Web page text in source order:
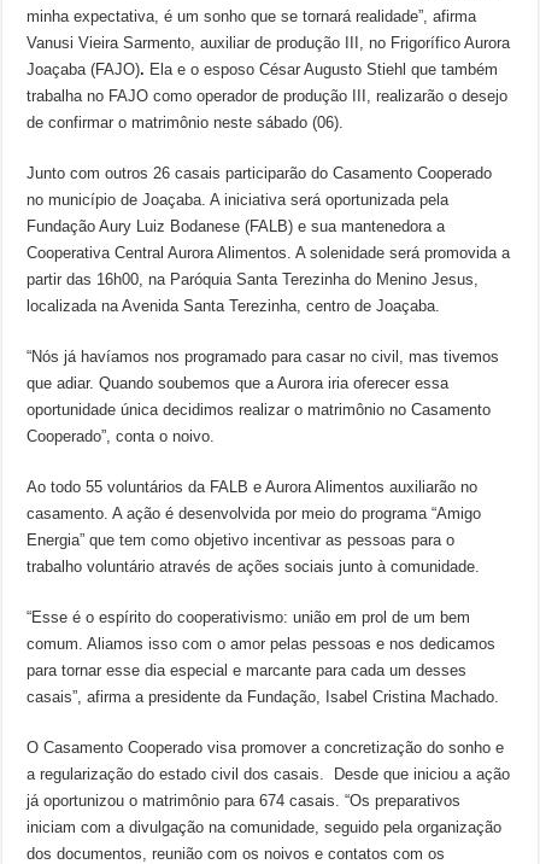
minha expectativa, é um sonho que se tornará realidade”, afirma
Vanusi Vieira Sarmento, auxiliar de produção III, no Frigorífico Aurora
Joaçaba (FAJO). Ela e o esposo César Augusto Stiehl que também
trabalha no FAJO como operador de produção III, realizarão o desejo
de confirmar o matrimônio neste sábado (06).
Junto com outros 26 casais participarão do Casamento Cooperado
no município de Joaçaba. A iniciativa será oportunizada pela
Fundação Aury Luiz Bodanese (FALB) e sua mantenedora a
Cooperativa Central Aurora Alimentos. A solenidade será promovida a
partir das 16h00, na Paróquia Santa Terezinha do Menino Jesus,
localizada na Avenida Santa Terezinha, centro de Joaçaba.
“Nós já havíamos nos programado para casar no civil, mas tivemos
que adiar. Quando soubemos que a Aurora iria oferecer essa
oportunidade única decidimos realizar o matrimônio no Casamento
Cooperado”, conta o noivo.
Ao todo 55 voluntários da FALB e Aurora Alimentos auxiliarão no
casamento. A ação é desenvolvida por meio do programa “Amigo
Energia” que tem como objetivo incentivar as pessoas para o
trabalho voluntário através de ações sociais junto à comunidade.
“Esse é o espírito do cooperativismo: união em prol de um bem
comum. Aliamos isso com o amor pelas pessoas e nos dedicamos
para tornar esse dia especial e marcante para cada um desses
casais”, afirma a presidente da Fundação, Isabel Cristina Machado.
O Casamento Cooperado visa promover a concretização do sonho e
a regularização do estado civil dos casais. Desde que iniciou a ação
já oportunizou o matrimônio para 674 casais. “Os preparativos
iniciam com a divulgação na comunidade, seguido pela organização
dos documentos, reunião com os noivos e contatos com os